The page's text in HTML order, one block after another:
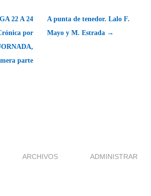
22 A 24
por
parte
A punta de tenedor. Lalo F.
Mayo y M. Estrada →
ARCHIVOS ADMINISTRAR